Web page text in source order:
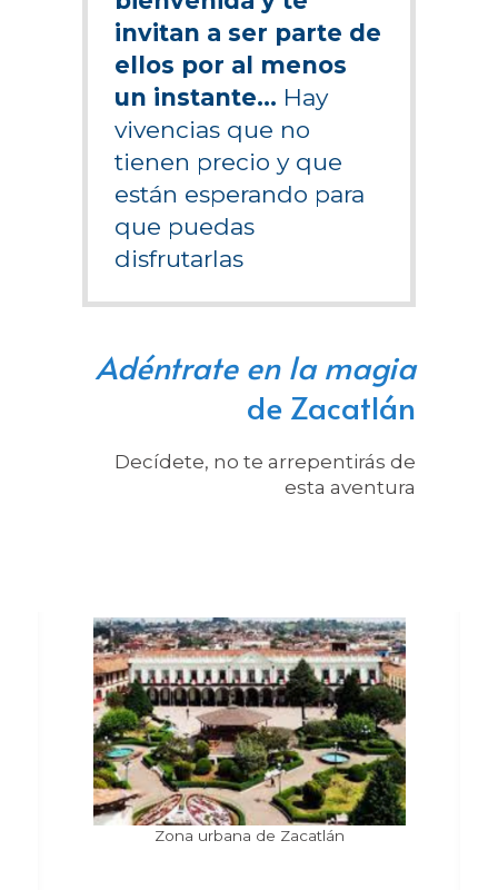
invitan a ser parte de
ellos por al menos
un instante… Hay
vivencias que no
tienen precio y que
están esperando para
que puedas
disfrutarlas
Adéntrate en la magia
de Zacatlán
Decídete, no te arrepentirás de
esta aventura
Zona urbana de Zacatlán